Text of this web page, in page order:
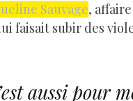
Sauvage,
faisait subir des
aussi pour